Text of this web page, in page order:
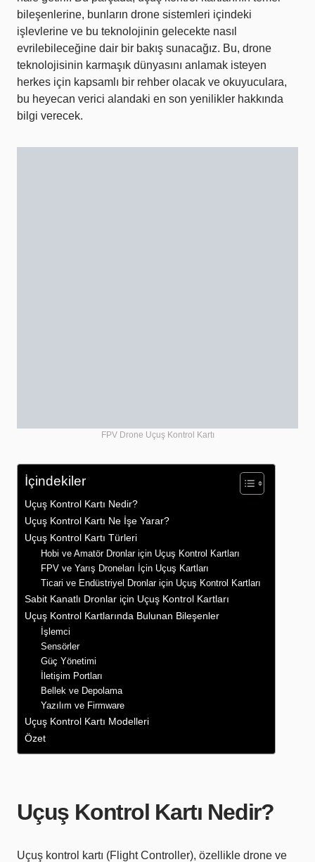
bileşenlerine, bunların drone sistemleri içindeki
işlevlerine ve bu teknolojinin gelecekte nasıl
evrilebileceğine dair bir bakış sunacağız. Bu, drone
teknolojisinin karmaşık dünyasını anlamak isteyen
herkes için kapsamlı bir rehber olacak ve okuyuculara,
bu heyecan verici alandaki en son yenilikler hakkında
bilgi verecek.
FPV Drone Uçuş Kontrol Kartı
İçindekiler
Uçuş Kontrol Kartı Nedir?
Uçuş Kontrol Kartı Ne İşe Yarar?
Uçuş Kontrol Kartı Türleri
Hobi ve Amatör Dronlar için Uçuş Kontrol Kartları
FPV ve Yarış Droneları İçin Uçuş Kartları
Ticari ve Endüstriyel Dronlar için Uçuş Kontrol Kartları
Sabit Kanatlı Dronlar için Uçuş Kontrol Kartları
Uçuş Kontrol Kartlarında Bulunan Bileşenler
İşlemci
Sensörler
Güç Yönetimi
İletişim Portları
Bellek ve Depolama
Yazılım ve Firmware
Uçuş Kontrol Kartı Modelleri
Özet
Uçuş Kontrol Kartı Nedir?
Uçuş kontrol kartı (Flight Controller), özellikle drone ve